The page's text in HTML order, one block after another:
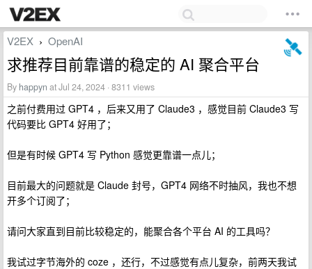
V2EX › OpenAI
求推荐目前靠谱的稳定的 AI 聚合平台
By happyn at Jul 24, 2024 · 8311 views
之前付费用过 GPT4 ，后来又用了 Claude3 ，感觉目前 Claude3 写
代码要比 GPT4 好用了；
但是有时候 GPT4 写 Python 感觉更靠谱一点儿；
目前最大的问题就是 Claude 封号，GPT4 网络不时抽风，我也不想
开多个订阅了；
请问大家直到目前比较稳定的，能聚合各个平台 AI 的工具吗？
我试过字节海外的 coze ，还行，不过感觉有点儿复杂，前两天我试